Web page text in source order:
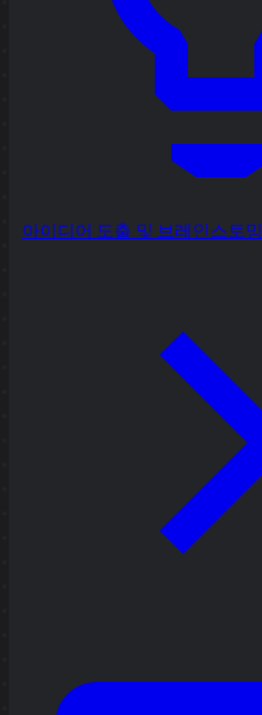
아이디어 도출 및 브레인스토밍